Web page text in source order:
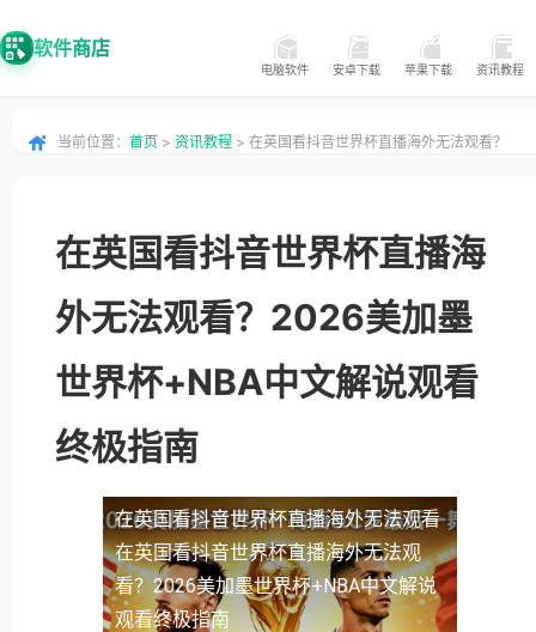
软件商店
电脑软件 安卓下载 苹果下载 资讯教程
当前位置： 首页 > 资讯教程 > 在英国看抖音世界杯直播海外无法观看？
在英国看抖音世界杯直播海
外无法观看？2026美加墨
世界杯+NBA中文解说观看
终极指南
在英国看抖音世界杯直播海外无法观看
在英国看抖音世界杯直播海外无法观
看？2026美加墨世界杯+NBA中文解说
观看终极指南